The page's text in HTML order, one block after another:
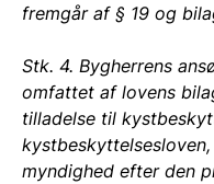
fremgår af § 19 og
Stk. 4. Bygherrens
omfattet af lovens
tilladelse til
myndighed efter den